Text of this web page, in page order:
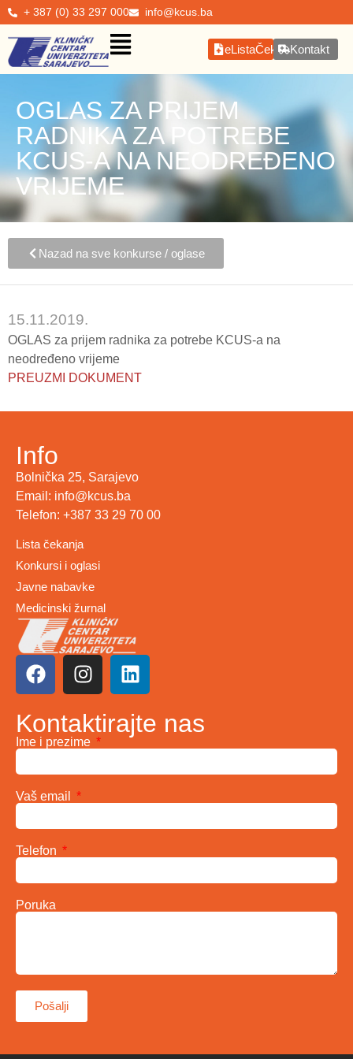
+ 387 (0) 33 297 000 info@kcus.ba
eListaČekanjaKontakt
OGLAS ZA PRIJEM
RADNIKA ZA POTREBE
KCUS-A NA NEODREĐENO
VRIJEME
Nazad na sve konkurse / oglase
15.11.2019.
OGLAS za prijem radnika za potrebe KCUS-a na
neodređeno vrijeme
PREUZMI DOKUMENT
Info
Bolnička 25, Sarajevo
Email: info@kcus.ba
Telefon: +387 33 29 70 00
Lista čekanja
Konkursi i oglasi
Javne nabavke
Medicinski žurnal
Kontaktirajte nas
Ime i prezime
Vaš email
Telefon
Poruka
Pošalji